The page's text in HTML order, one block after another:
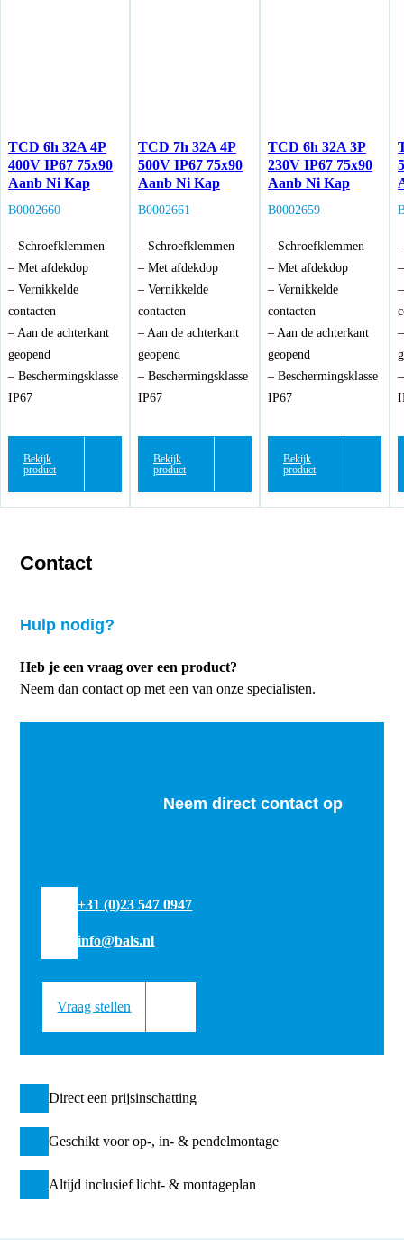
TCD 6h 32A 4P
400V IP67 75x90
Aanb Ni Kap
B0002660
– Schroefklemmen
– Met afdekdop
– Vernikkelde
contacten
– Aan de achterkant
geopend
– Beschermingsklasse
IP67
Bekijk
product
TCD 7h 32A 4P
500V IP67 75x90
Aanb Ni Kap
B0002661
– Schroefklemmen
– Met afdekdop
– Vernikkelde
contacten
– Aan de achterkant
geopend
– Beschermingsklasse
IP67
Bekijk
product
TCD 6h 32A 3P
230V IP67 75x90
Aanb Ni Kap
B0002659
– Schroefklemmen
– Met afdekdop
– Vernikkelde
contacten
– Aan de achterkant
geopend
– Beschermingsklasse
IP67
Bekijk
product
Contact
Hulp nodig?
Heb je een vraag over een product?
Neem dan contact op met een van onze specialisten.
Neem direct contact op
+31 (0)23 547 0947
info@bals.nl
Vraag stellen
Direct een prijsinschatting
Geschikt voor op-, in- & pendelmontage
Altijd inclusief licht- & montageplan